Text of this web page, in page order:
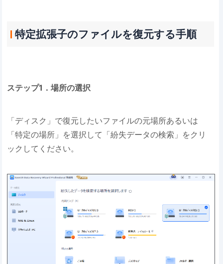
特定拡張子のファイルを復元する手順
ステップ1．場所の選択
「ディスク」で復元したいファイルの元場所あるいは
「特定の場所」を選択して「紛失データの検索」をクリ
ックしてください。